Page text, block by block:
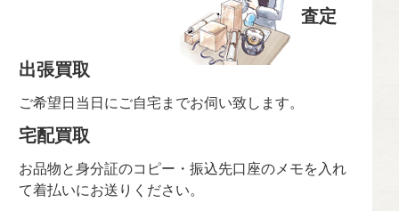
査定
出張買取
ご希望日当日にご自宅までお伺い致します。
宅配買取
お品物と身分証のコピー・振込先口座のメモを入れ
て着払いにお送りください。